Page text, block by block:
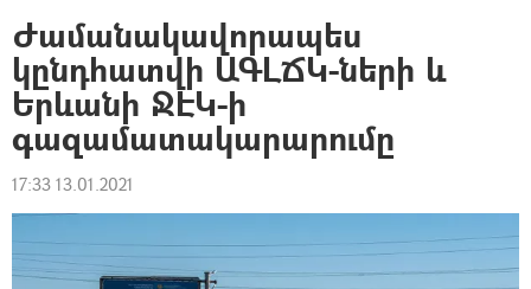
Ժամանակավորապես
կընդհատվի ԱԳԼՃԿ-ների և
Երևանի ՋԷԿ-ի
գազամատակարարումը
17:33 13.01.2021